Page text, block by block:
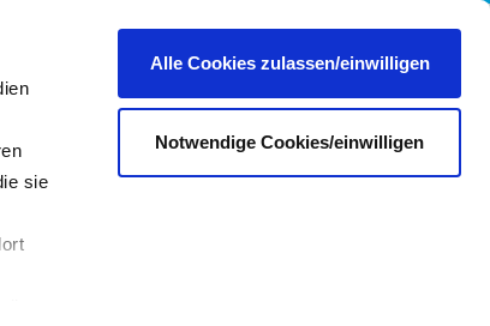
sie
Alle Cookies zulassen/einwilligen
Notwendige Cookies/einwilligen
Portale & Shops